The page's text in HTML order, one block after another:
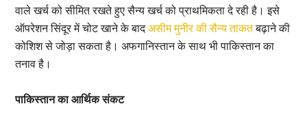
वाले खर्च को सीमित रखते हुए सैन्य खर्च को प्राथमिकता दे रही है। इसे
ऑपरेशन सिंदूर में चोट खाने के बादअसीम मुनीर की सैन्य ताकतबढ़ाने की
कोशिश से जोड़ा सकता है। अफगानिस्तान के साथ भी पाकिस्तान का
तनाव है।
पाकिस्तान का आर्थिक संकट